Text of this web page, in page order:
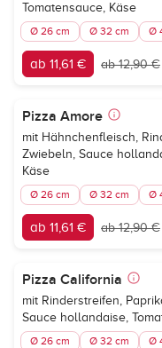
Tomatensauce, Käse
Ø 26 cm Ø 32 cm Ø
ab 11,61 € ab 12,90 €
Pizza Amore
mit Hähnchenfleisch,
Zwiebeln, Sauce
Käse
Ø 26 cm Ø 32 cm Ø
ab 11,61 € ab 12,90 €
Pizza California
mit Rinderstreifen,
Sauce hollandaise,
Ø 26 cm Ø 32 cm Ø